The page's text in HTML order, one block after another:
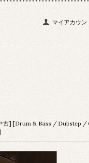
マイアカウン
古] [Drum & Bass / Dubstep /